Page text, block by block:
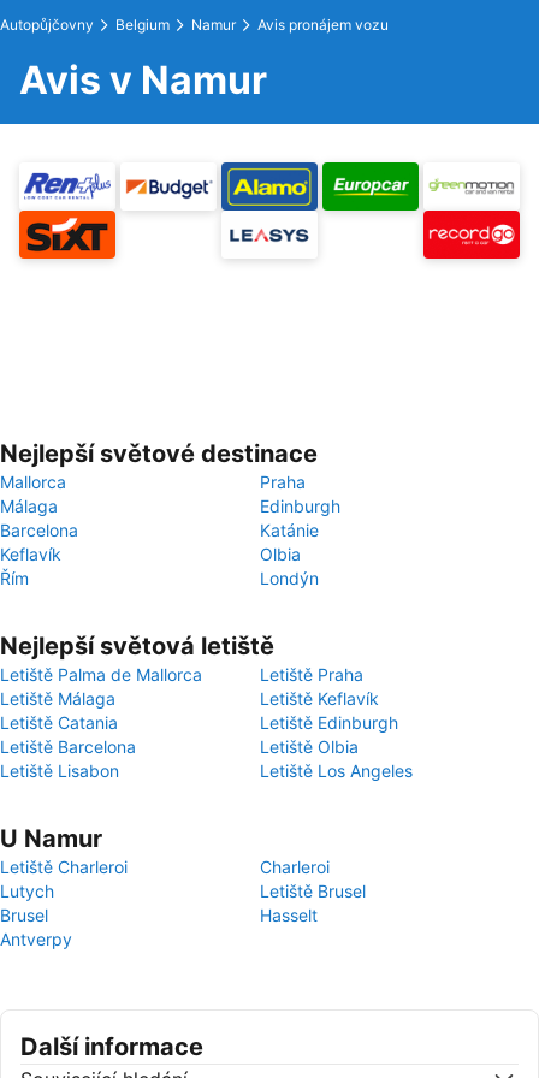
Autopůjčovny Belgium Namur Avis pronájem vozu
Avis v Namur
Nejlepší světové destinace
Mallorca
Praha
Málaga
Edinburgh
Barcelona
Katánie
Keflavík
Olbia
Řím
Londýn
Nejlepší světová letiště
Letiště Palma de Mallorca
Letiště Praha
Letiště Málaga
Letiště Keflavík
Letiště Catania
Letiště Edinburgh
Letiště Barcelona
Letiště Olbia
Letiště Lisabon
Letiště Los Angeles
U Namur
Letiště Charleroi
Charleroi
Lutych
Letiště Brusel
Brusel
Hasselt
Antverpy
Další informace